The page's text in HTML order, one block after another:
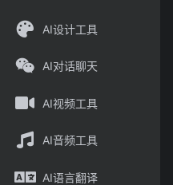
AI设计工具
AI对话聊天
AI视频工具
AI音频工具
AI语言翻译